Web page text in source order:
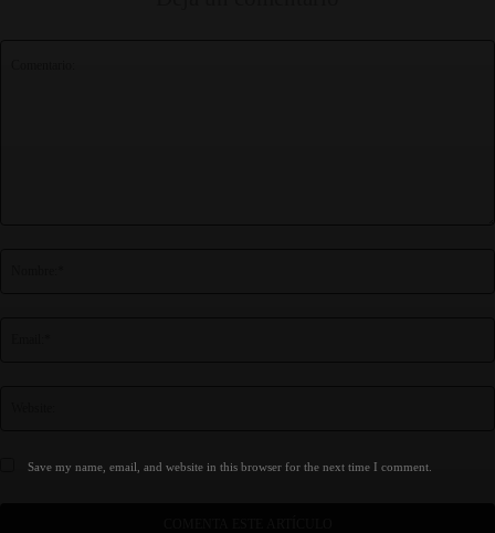
Save my name, email, and website in this browser for the next time I comment.